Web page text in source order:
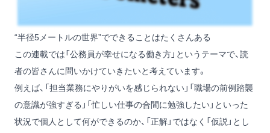
“半径5メートルの世界”でできることはたくさんある
この連載では「公務員が幸せになる働き方」というテーマで、読
者の皆さんに問いかけていきたいと考えています。
例えば、「担当業務にやりがいを感じられない」「職場の前例踏襲
の意識が強すぎる」「忙しい仕事の合間に勉強したい」といった
状況で個人として何ができるのか、「正解」ではなく「仮説」とし